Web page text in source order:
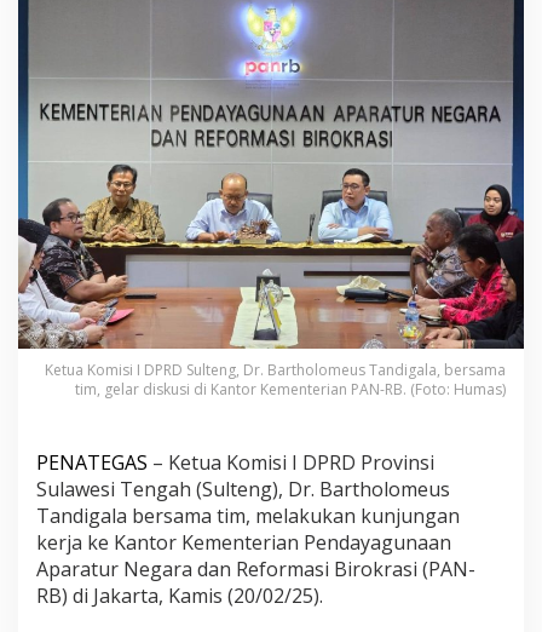
e
K
e
m
n
t
e
r
i
a
n
P
A
N
B
B
a
h
a
s
S
k
Ketua Komisi I DPRD Sulteng, Dr. Bartholomeus Tandigala, bersama
tim, gelar diskusi di Kantor Kementerian PAN-RB. (Foto: Humas)
PENATEGAS – Ketua Komisi I DPRD Provinsi
Sulawesi Tengah (Sulteng), Dr. Bartholomeus
Tandigala bersama tim, melakukan kunjungan
kerja ke Kantor Kementerian Pendayagunaan
Aparatur Negara dan Reformasi Birokrasi (PAN-
RB) di Jakarta, Kamis (20/02/25).